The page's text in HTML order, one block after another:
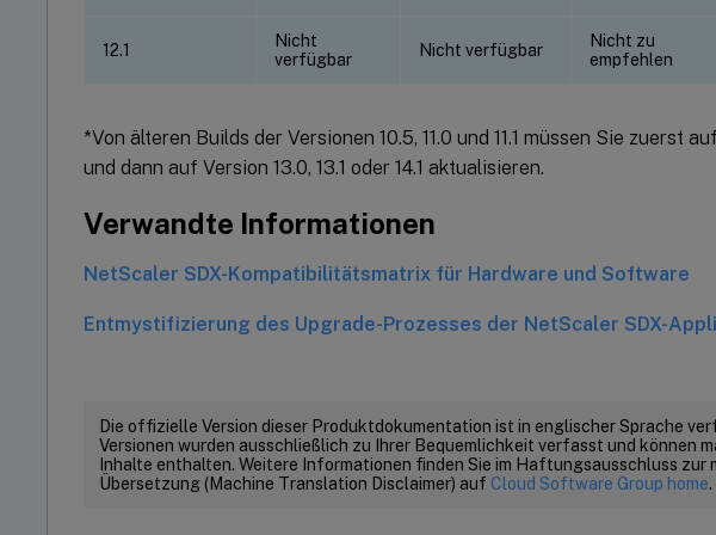
12.1
Nicht
verfügbar
Nicht verfügbar
Nicht zu
empfehlen
*Von älteren Builds der Versionen 10.5, 11.0 und 11.1 müssen Sie zuerst auf
und dann auf Version 13.0, 13.1 oder 14.1 aktualisieren.
Verwandte Informationen
NetScaler SDX-Kompatibilitätsmatrix für Hardware und Software
Entmystifizierung des Upgrade-Prozesses der NetScaler SDX-
Die offizielle Version dieser Produktdokumentation ist in englischer Sprache
Versionen wurden ausschließlich zu Ihrer Bequemlichkeit verfasst und können
Inhalte enthalten. Weitere Informationen finden Sie im Haftungsausschluss zur
Übersetzung (Machine Translation Disclaimer) auf Cloud Software Group home.